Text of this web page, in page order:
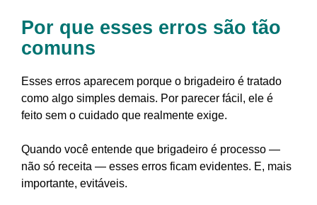
Por que esses erros são tão
comuns
Esses erros aparecem porque o brigadeiro é tratado
como algo simples demais. Por parecer fácil, ele é
feito sem o cuidado que realmente exige.
Quando você entende que brigadeiro é processo —
não só receita — esses erros ficam evidentes. E, mais
importante, evitáveis.